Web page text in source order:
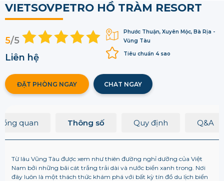
VIETSOVPETRO HỒ TRÀM RESORT
Phước Thuận, Xuyên Mộc, Bà Rịa -
Vũng Tàu
Tiêu chuẩn 4 sao
5/5
Liên hệ
ĐẶT PHÒNG NGAY CHAT NGAY
quan Thông số Quy định Q&A
Từ lâu Vũng Tàu được xem như thiên đường nghỉ dưỡng của Việt
Nam bởi những bãi cát trắng trải dài và nước biển xanh trong. Nơi
đây luôn là một thách thức khám phá với bất kỳ tín đồ du lịch biển